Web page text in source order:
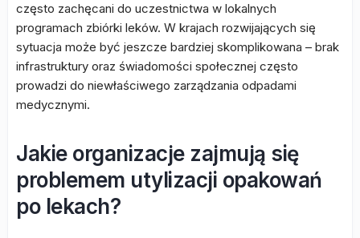
często zachęcani do uczestnictwa w lokalnych
programach zbiórki leków. W krajach rozwijających się
sytuacja może być jeszcze bardziej skomplikowana – brak
infrastruktury oraz świadomości społecznej często
prowadzi do niewłaściwego zarządzania odpadami
medycznymi.
Jakie organizacje zajmują się
problemem utylizacji opakowań
po lekach?